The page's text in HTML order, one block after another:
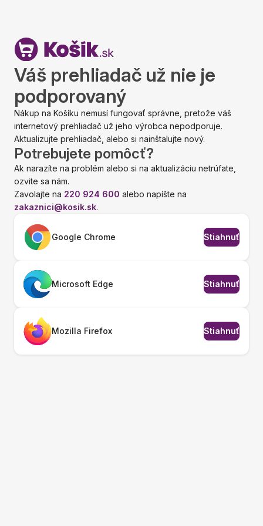
Váš prehliadač už nie je
podporovaný
Nákup na Košíku nemusí fungovať správne, pretože váš
internetový prehliadač už jeho výrobca nepodporuje.
Aktualizujte prehliadač, alebo si nainštalujte nový.
Potrebujete pomôcť?
Ak narazíte na problém alebo si na aktualizáciu netrúfate,
ozvite sa nám.
Zavolajte na 220 924 600 alebo napíšte na
zakaznici@kosik.sk.
Google Chrome Stiahnuť
Microsoft Edge Stiahnuť
Mozilla Firefox Stiahnuť